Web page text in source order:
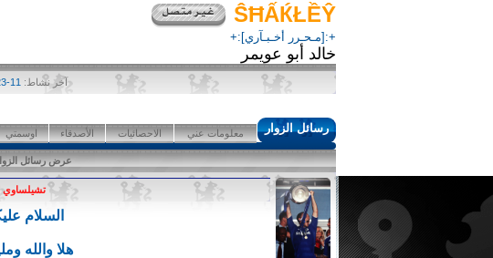
ŜĦẤЌŁỀŶ
+:[مـحـرر أخـبـآري]:+
خالد أبو عويمر
آخر نشاط:
رسائل الزوار معلومات عني الاحصائيات الأصدقاء اوسمتي
عرض رسائل الزوار 1
تشيلساوي
السلام
هلا والله